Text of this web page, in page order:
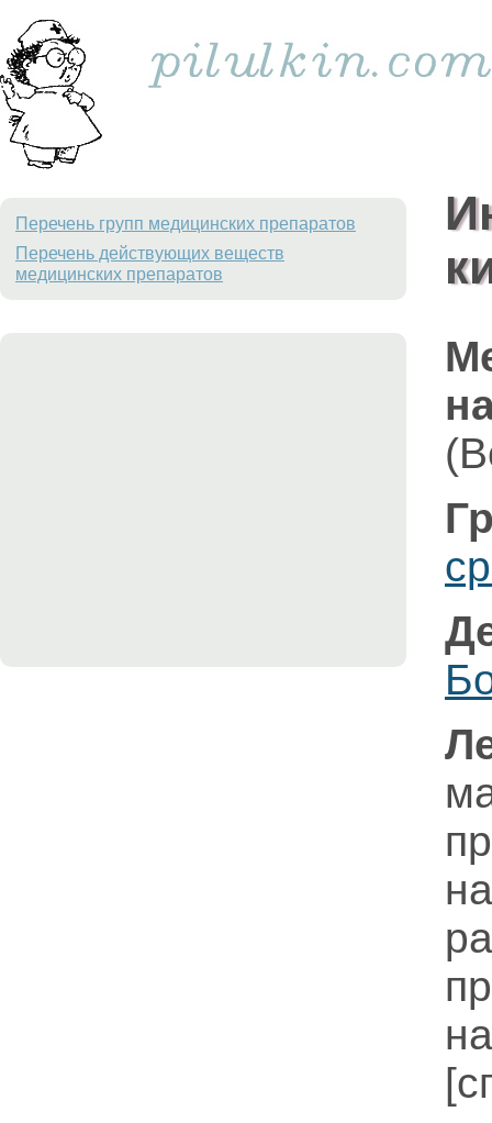
Перечень групп медицинских препаратов
Перечень действующих веществ
медицинских препаратов